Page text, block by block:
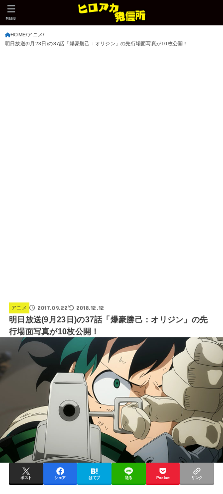
MENU
HOME アニメ
明日放送(9月23日)の37話「爆豪勝己：オリジン」の先行場面写真が10枚公開！
アニメ 2017.09.22 2018.12.12
明日放送(9月23日)の37話「爆豪勝己：オリジン」の先
行場面写真が10枚公開！
ポスト シェア はてブ 送る Pocket リンク